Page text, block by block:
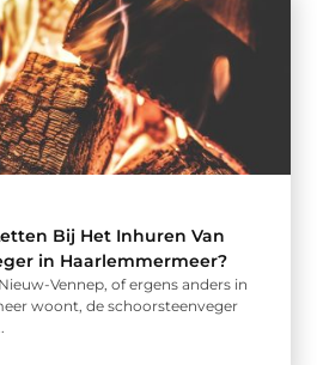
Bij Het Inhuren Van
in Haarlemmermeer?
Vennep, of ergens anders in
woont, de schoorsteenveger